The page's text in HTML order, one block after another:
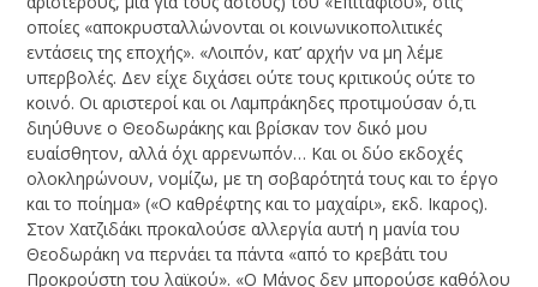
οποίες «αποκρυσταλλώνονται οι κοινωνικοπολιτικές
εντάσεις της εποχής». «Λοιπόν, κατ’ αρχήν να μη λέμε
υπερβολές. Δεν είχε διχάσει ούτε τους κριτικούς ούτε το
κοινό. Οι αριστεροί και οι Λαμπράκηδες προτιμούσαν ό,τι
διηύθυνε ο Θεοδωράκης και βρίσκαν τον δικό μου
ευαίσθητον, αλλά όχι αρρενωπόν… Και οι δύο εκδοχές
ολοκληρώνουν, νομίζω, με τη σοβαρότητά τους και το έργο
και το ποίημα» («Ο καθρέφτης και το μαχαίρι», εκδ. Ικαρος).
Στον Χατζιδάκι προκαλούσε αλλεργία αυτή η μανία του
Θεοδωράκη να περνάει τα πάντα «από το κρεβάτι του
Προκρούστη του λαϊκού». «Ο Μάνος δεν μπορούσε καθόλου